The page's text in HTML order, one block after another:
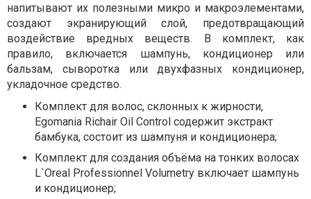
напитывают их полезными микро и макроэлементами,
создают экранирующий слой, предотвращающий
воздействие вредных веществ. В комплект, как
правило, включается шампунь, кондиционер или
бальзам, сыворотка или двухфазных кондиционер,
укладочное средство.
Комплект для волос, склонных к жирности,
Egomania Richair Oil Control содержит экстракт
бамбука, состоит из шампуня и кондиционера;
Комплект для создания объёма на тонких волосах
L`Oreal Professionnel Volumetry включает шампунь
и кондиционер;